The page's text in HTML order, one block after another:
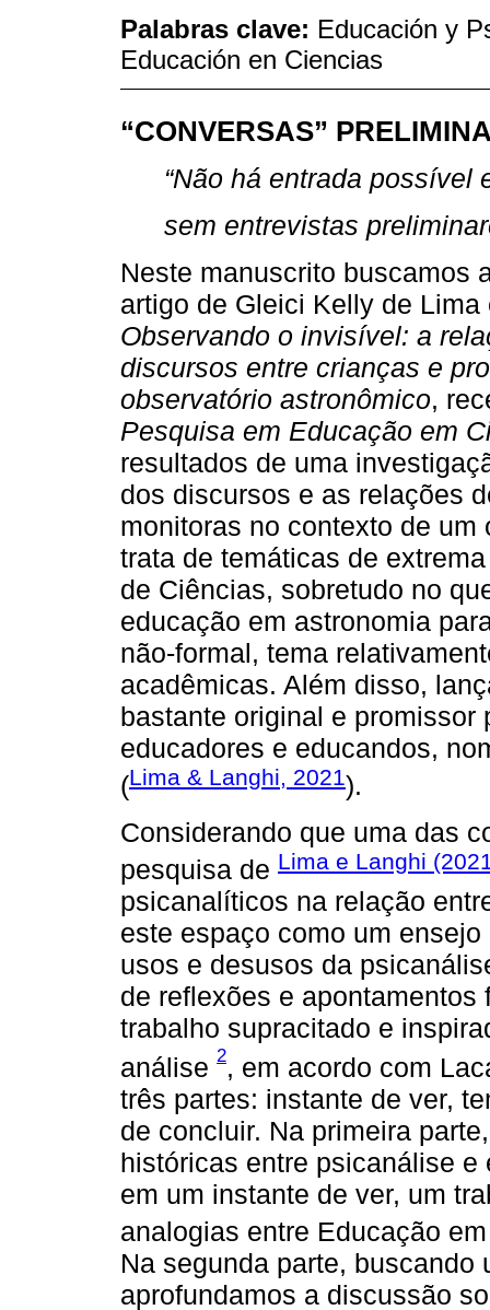
Palabras clave: Educación y
Educación en Ciencias
“CONVERSAS”
“Não há entrada possível
sem entrevistas
Neste manuscrito buscamos
artigo de Gleici Kelly de
Observando o invisível: a
discursos entre crianças e
observatório astronômico,
Pesquisa em Educação em
resultados de uma
dos discursos e as relações
monitoras no contexto de
trata de temáticas de
de Ciências, sobretudo no
educação em astronomia
não-formal, tema
acadêmicas. Além disso,
bastante original e
educadores e educandos,
(Lima & Langhi, 2021).
Considerando que uma das
pesquisa de Lima e Langhi
psicanalíticos na relação
este espaço como um
usos e desusos da
de reflexões e
trabalho supracitado e
análise 2, em acordo com
três partes: instante de ver,
de concluir. Na primeira
históricas entre psicanálise
em um instante de ver, um
analogias entre Educação
Na segunda parte, buscando
aprofundamos a discussão